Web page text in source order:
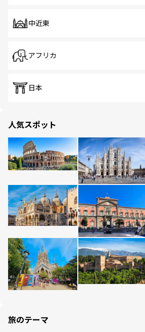
中近東
アフリカ
日本
人気スポット
旅のテーマ